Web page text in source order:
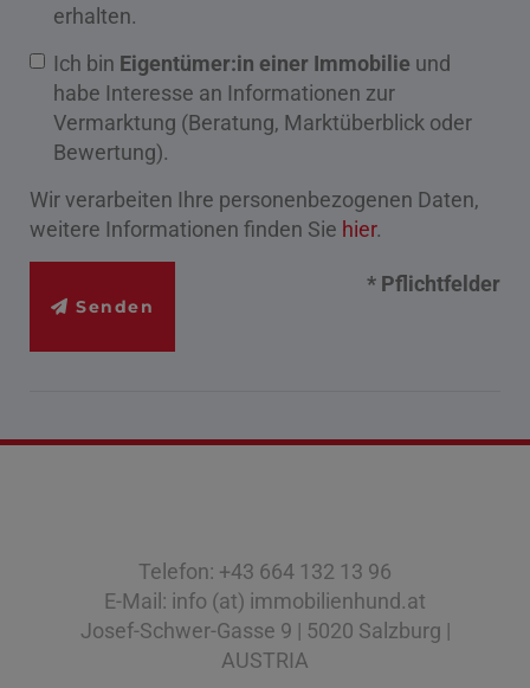
erhalten.
Ich bin Eigentümer:in einer Immobilie und
habe Interesse an Informationen zur
Vermarktung (Beratung, Marktüberblick oder
Bewertung).
Wir verarbeiten Ihre personenbezogenen Daten,
weitere Informationen finden Sie hier.
Senden
* Pflichtfelder
Telefon: +43 664 132 13 96
E-Mail: info (at) immobilienhund.at
Josef-Schwer-Gasse 9 | 5020 Salzburg |
AUSTRIA